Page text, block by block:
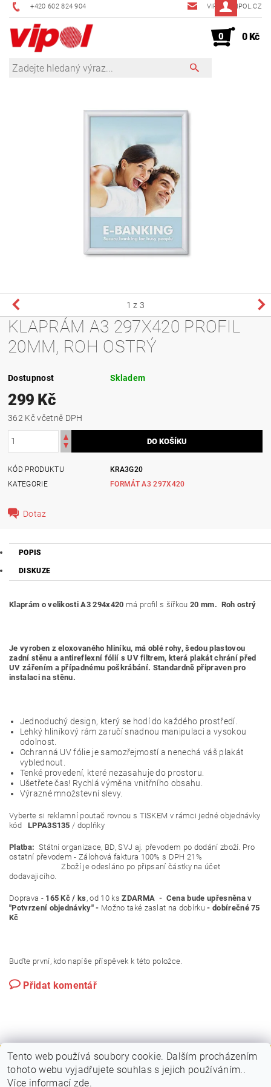
+420 602 824 904 VIPOL@VIPOL.CZ
0 0 Kč
1 z 3
KLAPRÁM A3 297X420 PROFIL
20MM, ROH OSTRÝ
Dostupnost Skladem
299 Kč
362 Kč včetně DPH
KÓD PRODUKTU
KRA3G20
KATEGORIE
FORMÁT A3 297X420
Dotaz
POPIS
DISKUZE
Klaprám o velikosti A3 294x420 má profil s šířkou20 mm. Roh ostrý
Je vyroben z eloxovaného hliníku, má oblé rohy, šedou plastovou
zadní stěnu a antireflexní fólií s UV filtrem, která plakát chrání před
UV zářením a případnému poškrábání. Standardně připraven pro
instalaci na stěnu.
Jednoduchý design, který se hodí do každého prostředí.
Lehký hliníkový rám zaručí snadnou manipulaci a vysokou
odolnost.
Ochranná UV fólie je samozřejmostí a nenechá váš plakát
vyblednout.
Tenké provedení, které nezasahuje do prostoru.
Ušetřete čas! Rychlá výměna vnitřního obsahu.
Výrazné množstevní slevy.
Vyberte si reklamní poutač rovnou s TISKEM v rámci jedné objednávky
kód LPPA3S135 / doplňky
Platba: Státní organizace, BD, SVJ aj. převodem po dodání zboží. Pro
ostatní převodem - Zálohová faktura 100% s DPH 21%
Zboží je odesláno po připsaní částky na účet
dodavajicího.
Doprava - 165 Kč / ks , od 10 ksZDARMA - Cena bude upřesněna v
"Potvrzení objednávky" - Možno také zaslat na dobírku- dobírečné 75
Kč
Buďte první, kdo napíše příspěvek k této položce.
Přidat komentář
PLAKÁTOVÉ RÁMY A KLAPRÁMY | VITRÍNY A NÁSTĚNKY |
STOJANY A POUTAČE
Tento web používá soubory cookie. Dalším procházením
tohoto webu vyjadřujete souhlas s jejich používáním..
Více informací zde.